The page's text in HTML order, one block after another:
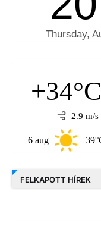
+34°C
2.9 m/s
+39°C
FELKAPOTT HÍREK